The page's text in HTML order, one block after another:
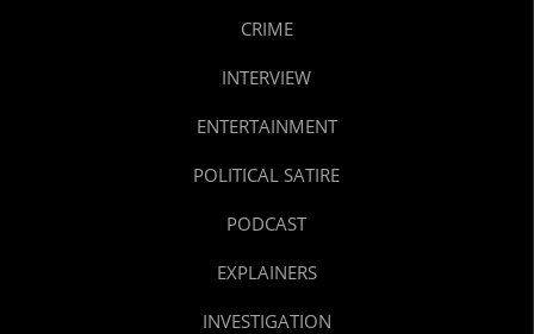
CRIME
INTERVIEW
ENTERTAINMENT
POLITICAL SATIRE
PODCAST
EXPLAINERS
INVESTIGATION